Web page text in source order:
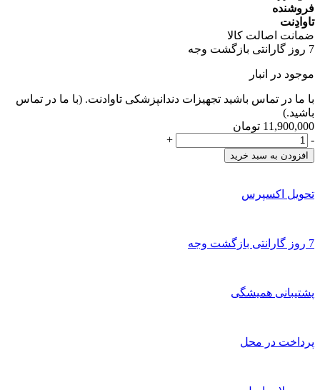
فروشنده
تاوادِنت
ضمانت اصالت کالا
7 روز گارانتی بازگشت وجه
موجود در انبار
با ما در تماس باشید تجهیزات دندانپزشکی تاوادنت. (با ما در تماس
باشید.)
11,900,000 تومان
میکرو
موتور
لابراتواری
ان
مدل
-
+
افزودن به سبد خرید
تحویل اکسپرس
7 روز گارانتی بازگشت وجه
پشتیبانی همیشگی
پرداخت در محل